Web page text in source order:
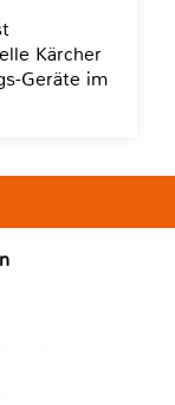
Kärcher
Geräte im